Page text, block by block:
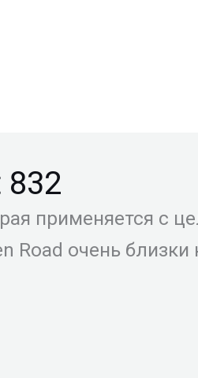
832
применяется с
очень близки